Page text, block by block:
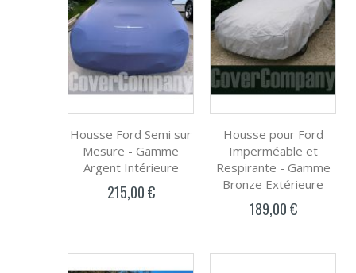
Housse Ford Semi sur
Mesure - Gamme
Argent Intérieure
215,00 €
Housse pour Ford
Imperméable et
Respirante - Gamme
Bronze Extérieure
189,00 €